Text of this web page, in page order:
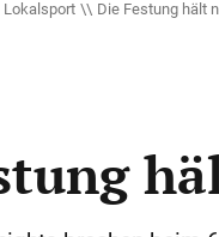
Lokalsport Die Festung hält